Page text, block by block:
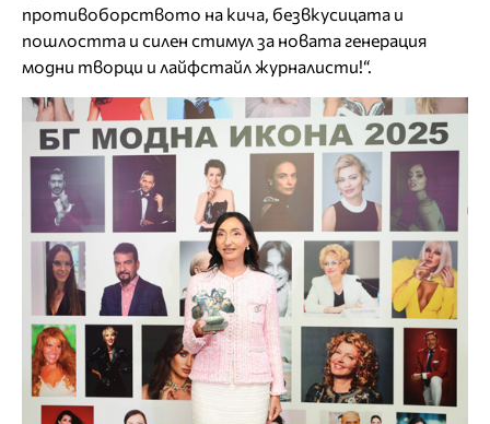
противоборството на кича, безвкусицата и
пошлостта и силен стимул за новата генерация
модни творци и лайфстайл журналисти!“.